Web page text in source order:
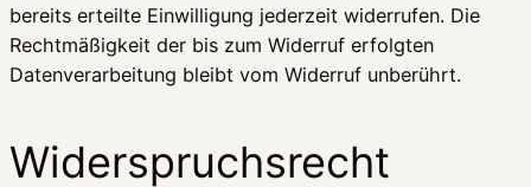
bereits erteilte Einwilligung jederzeit widerrufen. Die
Rechtmäßigkeit der bis zum Widerruf erfolgten
Datenverarbeitung bleibt vom Widerruf unberührt.
Widerspruchsrecht